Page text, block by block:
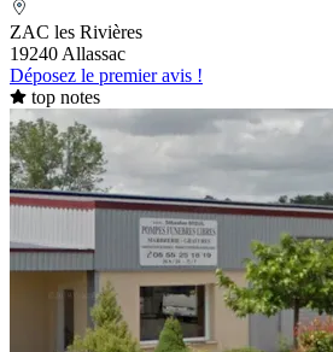
ZAC les Rivières
19240 Allassac
Déposez le premier avis !
top notes